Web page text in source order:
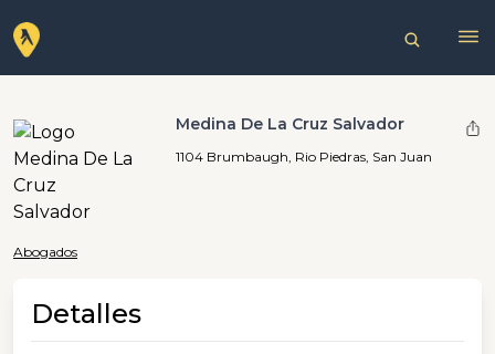
Medina De La Cruz Salvador
1104 Brumbaugh, Rio Piedras, San Juan
Abogados
Detalles